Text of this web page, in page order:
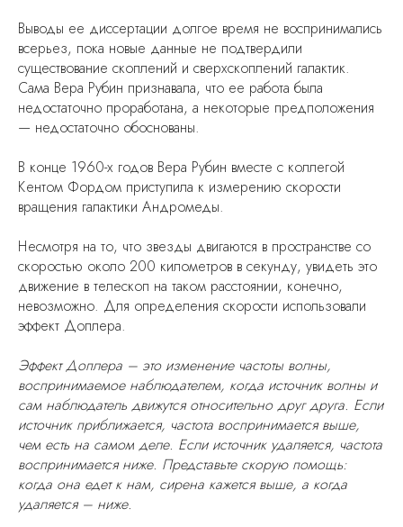
Выводы ее диссертации долгое время не воспринимались
всерьез, пока новые данные не подтвердили
существование скоплений и сверхскоплений галактик.
Сама Вера Рубин признавала, что ее работа была
недостаточно проработана, а некоторые предположения
— недостаточно обоснованы.
В конце 1960-х годов Вера Рубин вместе с коллегой
Кентом Фордом приступила к измерению скорости
вращения галактики Андромеды.
Несмотря на то, что звезды двигаются в пространстве со
скоростью около 200 километров в секунду, увидеть это
движение в телескоп на таком расстоянии, конечно,
невозможно. Для определения скорости использовали
эффект Доплера.
Эффект Доплера – это изменение частоты волны,
воспринимаемое наблюдателем, когда источник волны и
сам наблюдатель движутся относительно друг друга. Если
источник приближается, частота воспринимается выше,
чем есть на самом деле. Если источник удаляется, частота
воспринимается ниже. Представьте скорую помощь:
когда она едет к нам, сирена кажется выше, а когда
удаляется – ниже.